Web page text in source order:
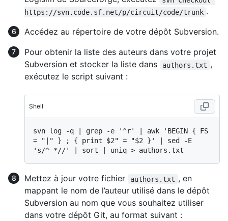
https://svn.code.sf.net/p/circuit/code/trunk .
Accédez au répertoire de votre dépôt Subversion.
Pour obtenir la liste des auteurs dans votre projet
Subversion et stocker la liste dans
authors.txt ,
exécutez le script suivant :
Shell
svn log -q | grep -e '^r' | awk 'BEGIN { FS
= "|" } ; { print $2" = "$2 }' | sed -E
Mettez à jour votre fichier authors.txt , en
mappant le nom de l’auteur utilisé dans le dépôt
Subversion au nom que vous souhaitez utiliser
dans votre dépôt Git, au format suivant :